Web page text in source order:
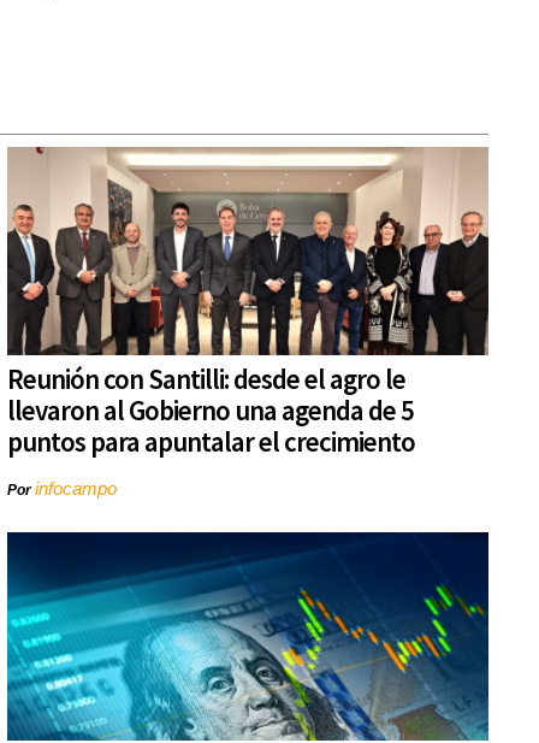
Reunión con Santilli: desde el agro le
llevaron al Gobierno una agenda de 5
puntos para apuntalar el crecimiento
Porinfocampo